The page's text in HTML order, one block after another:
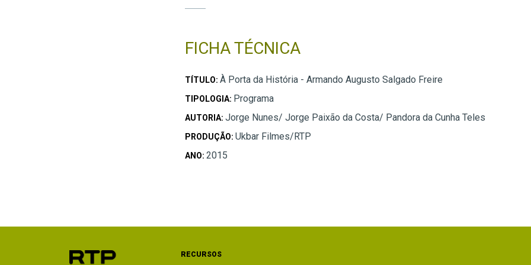
FICHA TÉCNICA
TÍTULO: À Porta da História - Armando Augusto Salgado Freire
TIPOLOGIA: Programa
AUTORIA: Jorge Nunes/ Jorge Paixão da Costa/ Pandora da Cunha Teles
PRODUÇÃO: Ukbar Filmes/RTP
ANO: 2015
RECURSOS